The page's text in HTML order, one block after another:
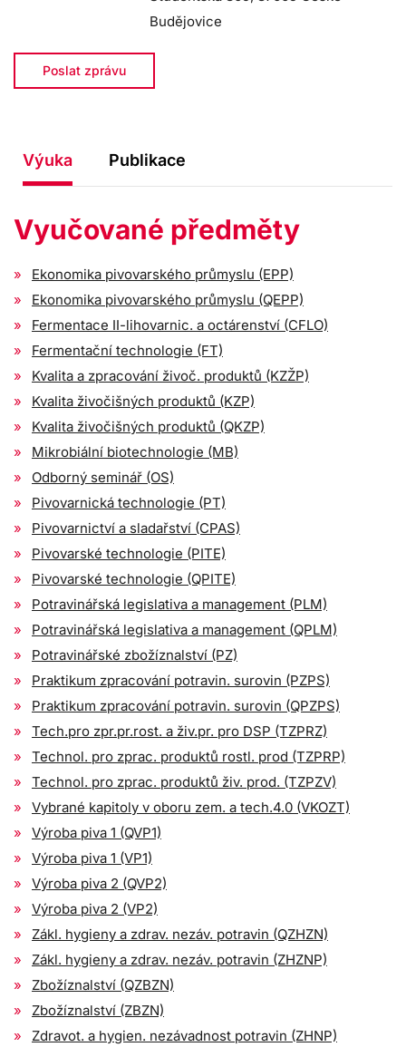
Budějovice
Poslat zprávu
Výuka Publikace
Vyučované předměty
Ekonomika pivovarského průmyslu (EPP)
Ekonomika pivovarského průmyslu (QEPP)
Fermentace II-lihovarnic. a octárenství (CFLO)
Fermentační technologie (FT)
Kvalita a zpracování živoč. produktů (KZŽP)
Kvalita živočišných produktů (KZP)
Kvalita živočišných produktů (QKZP)
Mikrobiální biotechnologie (MB)
Odborný seminář (OS)
Pivovarnická technologie (PT)
Pivovarnictví a sladařství (CPAS)
Pivovarské technologie (PITE)
Pivovarské technologie (QPITE)
Potravinářská legislativa a management (PLM)
Potravinářská legislativa a management (QPLM)
Potravinářské zbožíznalství (PZ)
Praktikum zpracování potravin. surovin (PZPS)
Praktikum zpracování potravin. surovin (QPZPS)
Tech.pro zpr.pr.rost. a živ.pr. pro DSP (TZPRZ)
Technol. pro zprac. produktů rostl. prod (TZPRP)
Technol. pro zprac. produktů živ. prod. (TZPZV)
Vybrané kapitoly v oboru zem. a tech.4.0 (VKOZT)
Výroba piva 1 (QVP1)
Výroba piva 1 (VP1)
Výroba piva 2 (QVP2)
Výroba piva 2 (VP2)
Zákl. hygieny a zdrav. nezáv. potravin (QZHZN)
Zákl. hygieny a zdrav. nezáv. potravin (ZHZNP)
Zbožíznalství (QZBZN)
Zbožíznalství (ZBZN)
Zdravot. a hygien. nezávadnost potravin (ZHNP)